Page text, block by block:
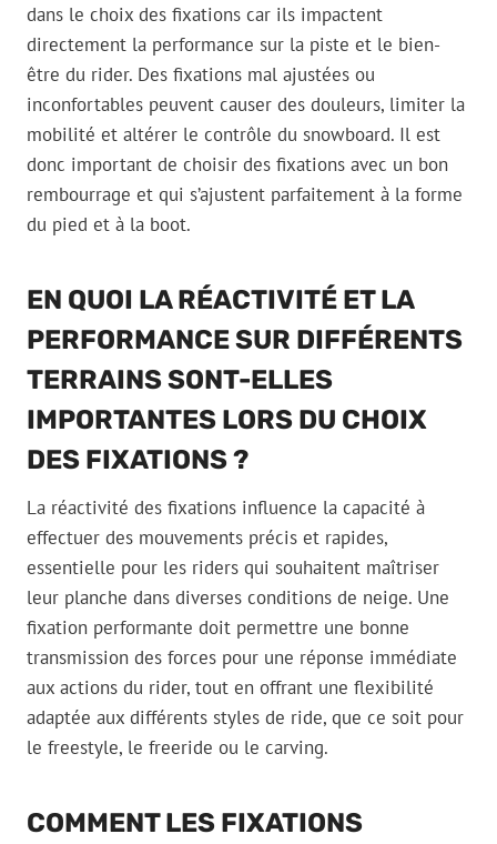
dans le choix des fixations car ils impactent
directement la performance sur la piste et le bien-
être du rider. Des fixations mal ajustées ou
inconfortables peuvent causer des douleurs, limiter la
mobilité et altérer le contrôle du snowboard. Il est
donc important de choisir des fixations avec un bon
rembourrage et qui s’ajustent parfaitement à la forme
du pied et à la boot.
EN QUOI LA RÉACTIVITÉ ET LA
PERFORMANCE SUR DIFFÉRENTS
TERRAINS SONT-ELLES
IMPORTANTES LORS DU CHOIX
DES FIXATIONS ?
La réactivité des fixations influence la capacité à
effectuer des mouvements précis et rapides,
essentielle pour les riders qui souhaitent maîtriser
leur planche dans diverses conditions de neige. Une
fixation performante doit permettre une bonne
transmission des forces pour une réponse immédiate
aux actions du rider, tout en offrant une flexibilité
adaptée aux différents styles de ride, que ce soit pour
le freestyle, le freeride ou le carving.
COMMENT LES FIXATIONS